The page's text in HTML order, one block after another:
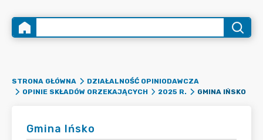
STRONA GŁÓWNA
DZIAŁALNOŚĆ OPINIODAWCZA
OPINIE SKŁADÓW ORZEKAJĄCYCH
2025 R. GMINA IŃSKO
Gmina Ińsko